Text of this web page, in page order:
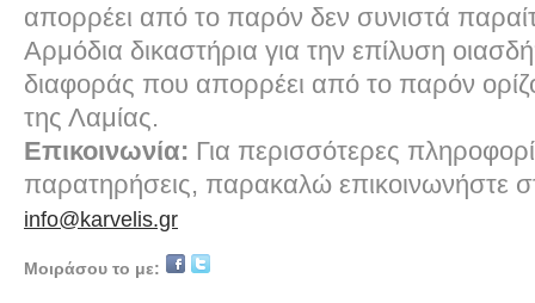
απορρέει από το παρόν δεν συνιστά
Αρμόδια δικαστήρια για την επίλυση
διαφοράς που απορρέει από το παρόν
της Λαμίας.
Επικοινωνία: Για περισσότερες
παρατηρήσεις, παρακαλώ επικοινωνήστε
info@karvelis.gr
Μοιράσου το με: